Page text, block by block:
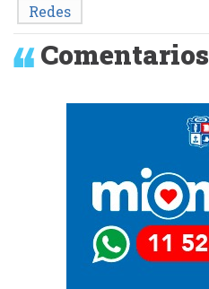
Redes
Comentarios